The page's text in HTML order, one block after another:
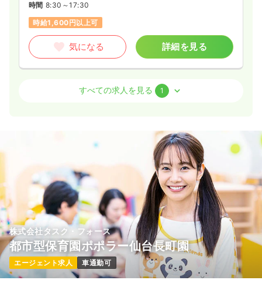
時間 8:30～17:30
時給1,600円以上可
気になる 詳細を見る
介護・福祉系正看護師
4週8休以上
オンコールあり 月給32万円以上可
気になる 詳細を見る
すべての求人を見る 1
株式会社タスク・フォース
都市型保育園ポポラー仙台長町園
エージェント求人 車通勤可